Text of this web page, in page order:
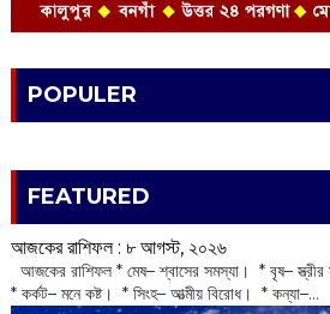
POPULER
FEATURED
আজকের রাশিফল :‌ ‌‌৮ আগস্ট, ২০২৬
আজকের রাশিফল * মেষ– শ্বাসের সমস্যা। * বৃষ– স্ত্রীর
* কর্কট– মনে কষ্ট। * সিংহ– আত্মীয় বিরোধ। * কন্যা–...